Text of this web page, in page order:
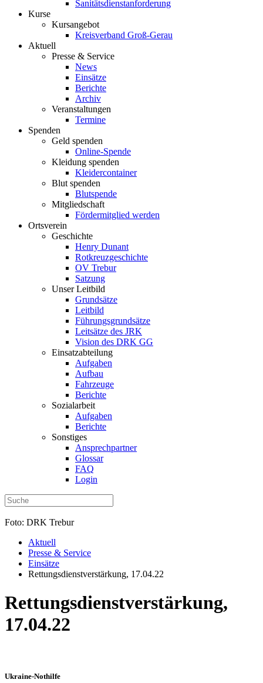
Sanitätsdienstanforderung
Kurse
Kursangebot
Kreisverband Groß-Gerau
Aktuell
Presse & Service
News
Einsätze
Berichte
Archiv
Veranstaltungen
Termine
Spenden
Geld spenden
Online-Spende
Kleidung spenden
Kleidercontainer
Blut spenden
Blutspende
Mitgliedschaft
Fördermitglied werden
Ortsverein
Geschichte
Henry Dunant
Rotkreuzgeschichte
OV Trebur
Satzung
Unser Leitbild
Grundsätze
Leitbild
Führungsgrundsätze
Leitsätze des JRK
Vision des DRK GG
Einsatzabteilung
Aufgaben
Aufbau
Fahrzeuge
Berichte
Sozialarbeit
Aufgaben
Berichte
Sonstiges
Ansprechpartner
Glossar
FAQ
Login
Foto: DRK Trebur
Aktuell
Presse & Service
Einsätze
Rettungsdienstverstärkung, 17.04.22
Rettungsdienstverstärkung,
17.04.22
Ukraine-Nothilfe